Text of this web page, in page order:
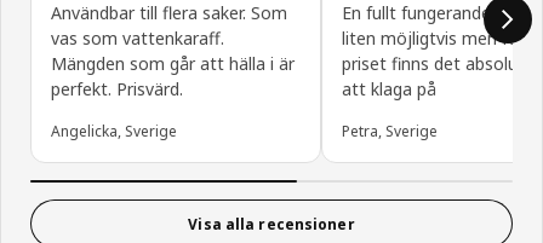
Användbar till flera saker. Som
vas som vattenkaraff.
Mängden som går att hälla i är
perfekt. Prisvärd.
Angelicka, Sverige
En fullt fungerande
liten möjligtvis men för
priset finns det absolut
att klaga på
Petra, Sverige
Visa alla recensioner